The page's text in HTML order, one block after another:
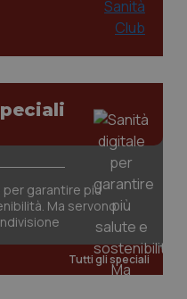
garantire più
Ma servono
Tutti gli speciali